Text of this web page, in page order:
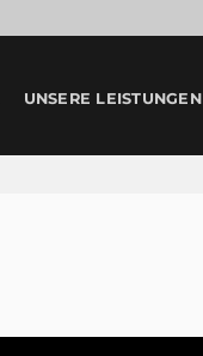
UNSERE LEISTUNGEN